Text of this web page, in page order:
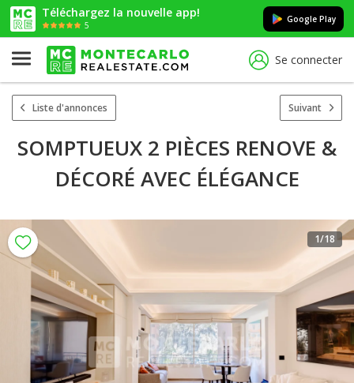
Téléchargez la nouvelle app!
5
Google Play
Se connecter
Liste d'annonces Suivant
SOMPTUEUX 2 PIÈCES RENOVE &
DÉCORÉ AVEC ÉLÉGANCE
1/18